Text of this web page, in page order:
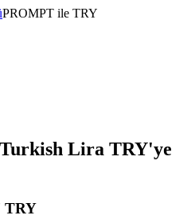
PROMPT ile TRY
Lira TRY'ye
TRY